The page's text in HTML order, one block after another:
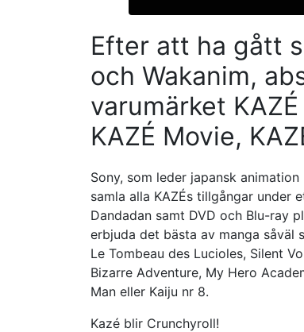
Efter att ha gått
och Wakanim,
varumärket
KAZÉ Movie,
Sony, som leder japansk
samla alla KAZÉs tillgångar under
Dandadan samt DVD och Blu-ray
erbjuda det bästa av manga såväl
Le Tombeau des Lucioles, Silent
Bizarre Adventure, My Hero
Man eller Kaiju nr 8.
Kazé blir Crunchyroll!